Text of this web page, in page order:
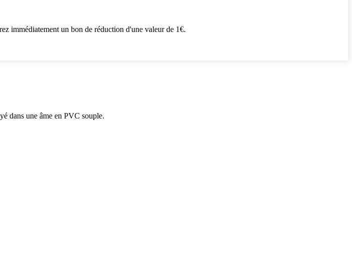
immédiatement un bon de réduction d'une valeur de 1€.
dans une âme en PVC souple.